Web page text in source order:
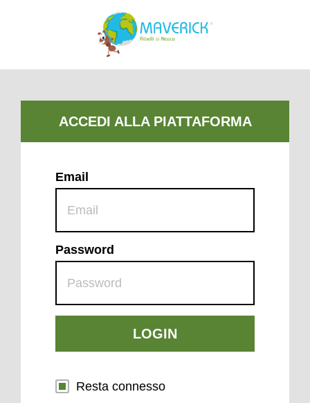
Email
Password
LOGIN
Resta connesso